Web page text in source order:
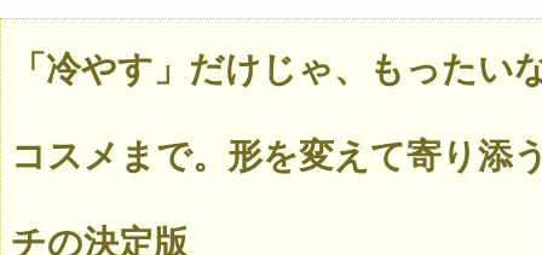
「冷やす」だけじゃ、もったい
コスメまで。形を変えて寄り添
チの決定版